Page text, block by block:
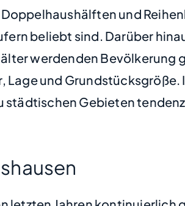
und
beliebt sind. Darüber
werdenden Bevölkerung
und Grundstücksgröße.
städtischen Gebieten